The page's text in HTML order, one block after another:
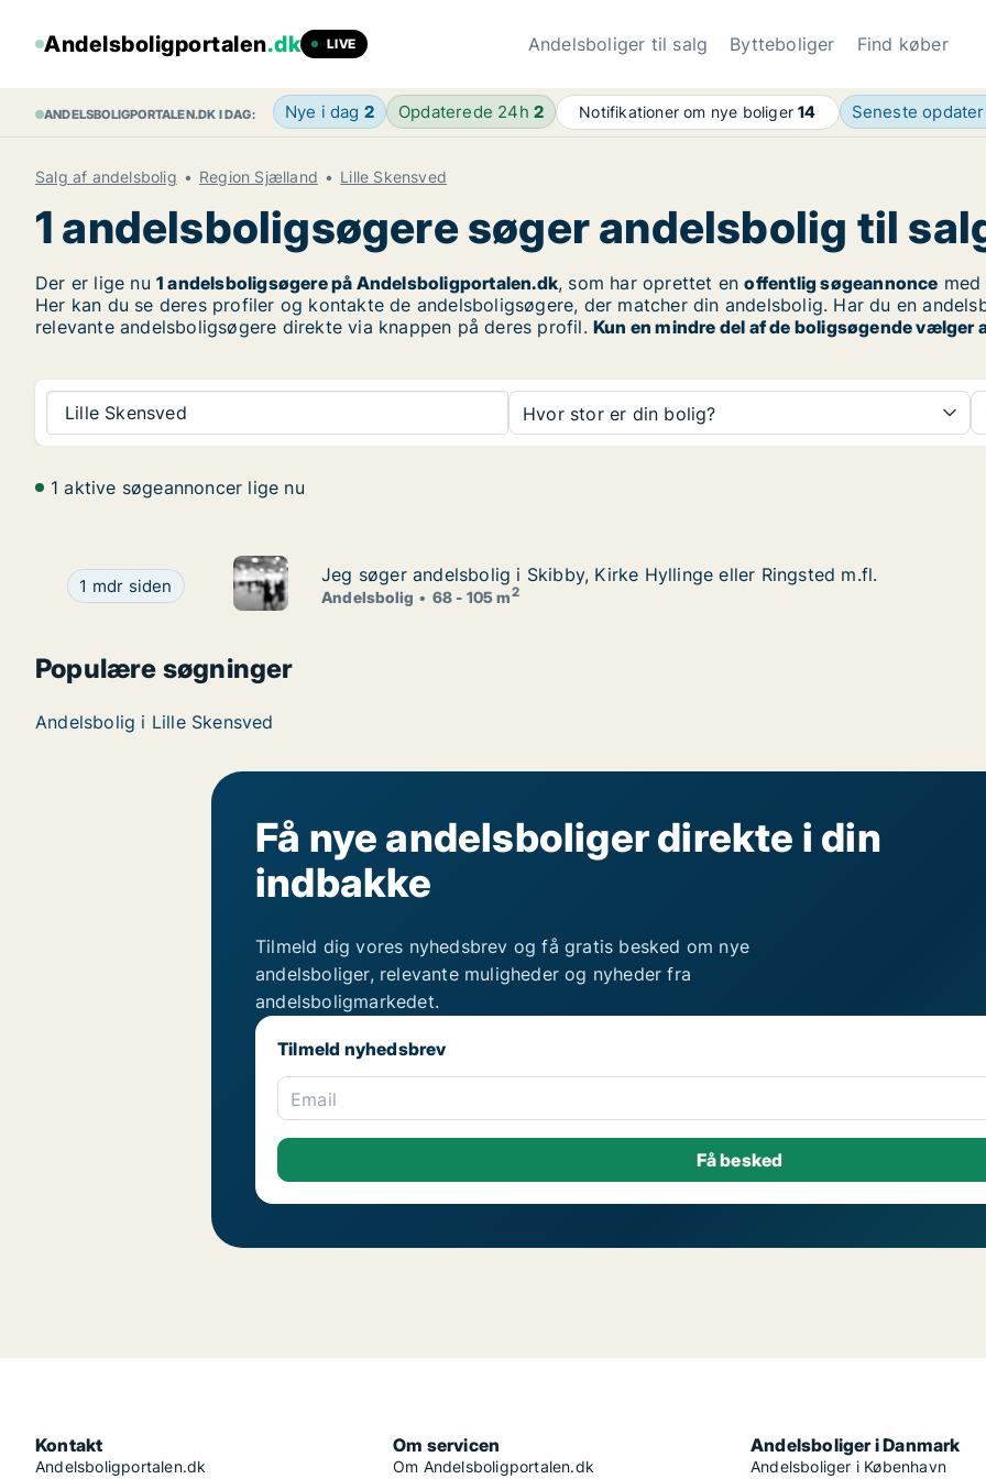
Andelsboligportalen.dk LIVE Andelsboliger til salg Bytteboliger Find køber
ANDELSBOLIGPORTALEN.DK I DAG: Nye i dag 2 Opdaterede 24h2 Notifikationer om nye boliger14 Seneste
Salg af andelsbolig Region Sjælland Lille Skensved
1 andelsboligsøgere søger andelsbolig til
Der er lige nu 1 andelsboligsøgere på Andelsboligportalen.dk, som har oprettet enoffentlig søgeannonce
Her kan du se deres profiler og kontakte de andelsboligsøgere, der matcher din andelsbolig. Har du en
relevante andelsboligsøgere direkte via knappen på deres profil.Kun en mindre del af de boligsøgende
Lille Skensved Hvor stor er din bolig?
1 aktive søgeannoncer lige nu
Jeg søger andelsbolig i Skibby, Kirke Hyllinge eller Ringsted m.fl.
1 mdr siden
Jeg søger andelsbolig i Skibby, Kirke Hyllinge eller Ringsted m.fl.
Jeg søger andelsbolig i Skibby, Kirke Hyllinge eller Ringsted m.fl.
Andelsbolig 68 - 105 m2
Populære søgninger
Andelsbolig i Lille Skensved
Få nye andelsboliger direkte i din
indbakke
Tilmeld dig vores nyhedsbrev og få gratis besked om nye
andelsboliger, relevante muligheder og nyheder fra
andelsboligmarkedet.
Tilmeld nyhedsbrev
Email
Kontakt
Andelsboligportalen.dk
Om servicen
Om Andelsboligportalen.dk
Andelsboliger i Danmark
Andelsboliger i København